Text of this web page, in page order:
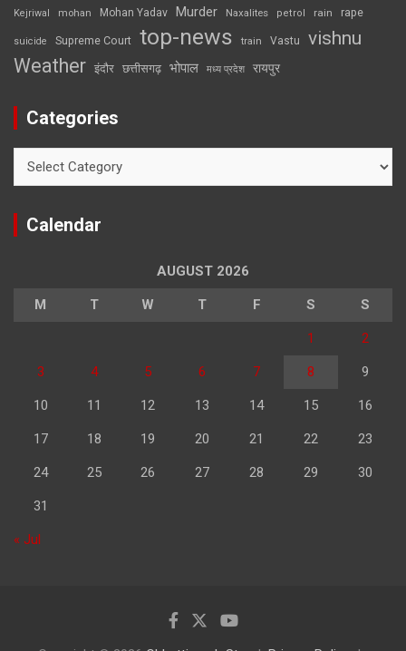
Kejriwal mohan Mohan Yadav Murder Naxalites petrol rain rape
suicide Supreme Court top-news train Vastu vishnu
Weather इंदौर छत्तीसगढ़ भोपाल मध्य प्रदेश रायपुर
Categories
Calendar
AUGUST 2026
M T W T F S S
1 2
3 4 5 6 7 8 9
10 11 12 13 14 15 16
17 18 19 20 21 22 23
24 25 26 27 28 29 30
31
« Jul